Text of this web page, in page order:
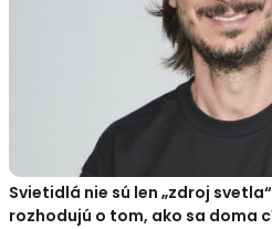
Svietidlá nie sú len „zdroj
rozhodujú o tom, ako sa doma